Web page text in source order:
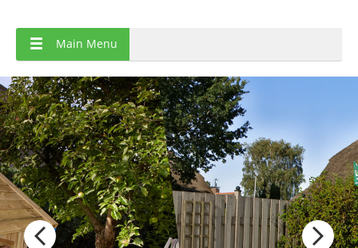
Main Menu